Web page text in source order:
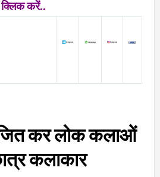
करें..
कर लोक कलाओं
कलाकार